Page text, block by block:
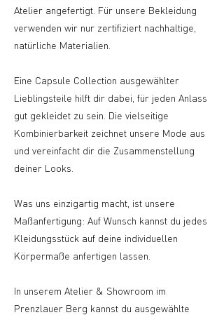
Atelier angefertigt. Für unsere Bekleidung
verwenden wir nur zertifiziert nachhaltige,
natürliche Materialien.
Eine Capsule Collection ausgewählter
Lieblingsteile hilft dir dabei, für jeden Anlass
gut gekleidet zu sein. Die vielseitige
Kombinierbarkeit zeichnet unsere Mode aus
und vereinfacht dir die Zusammenstellung
deiner Looks.
Was uns einzigartig macht, ist unsere
Maßanfertigung: Auf Wunsch kannst du jedes
Kleidungsstück auf deine individuellen
Körpermaße anfertigen lassen.
In unserem Atelier & Showroom im
Prenzlauer Berg kannst du ausgewählte